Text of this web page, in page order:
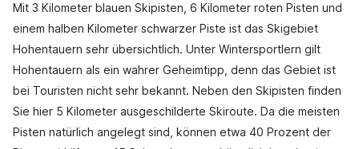
Mit 3 Kilometer blauen Skipisten, 6 Kilometer roten Pisten und
einem halben Kilometer schwarzer Piste ist das Skigebiet
Hohentauern sehr übersichtlich. Unter Wintersportlern gilt
Hohentauern als ein wahrer Geheimtipp, denn das Gebiet ist
bei Touristen nicht sehr bekannt. Neben den Skipisten finden
Sie hier 5 Kilometer ausgeschilderte Skiroute. Da die meisten
Pisten natürlich angelegt sind, können etwa 40 Prozent der